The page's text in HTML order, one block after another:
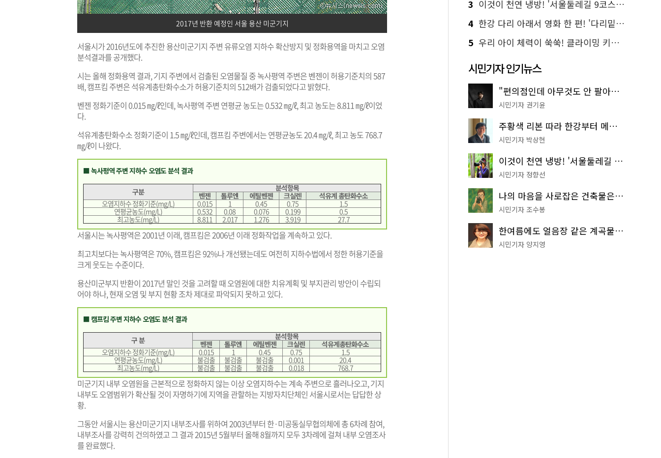
2017년 반환 예정인 서울 용산 미군기지
서울시가 2016년도에 추진한 용산미군기지 주변 유류오염 지하수 확산방지 및 정화용역을 마치고 오염
분석결과를 공개했다.
시는 올해 정화용역 결과, 기지 주변에서 검출된 오염물질 중 녹사평역 주변은 벤젠이 허용기준치의 587
배, 캠프킴 주변은 석유계총탄화수소가 허용기준치의 512배가 검출되었다고 밝혔다.
벤젠 정화기준이 0.015 ㎎/ℓ인데, 녹사평역 주변 연평균 농도는 0.532 ㎎/ℓ, 최고 농도는 8.811 ㎎/ℓ이었
다.
석유계총탄화수소 정화기준이 1.5 ㎎/ℓ인데, 캠프킴 주변에서는 연평균농도 20.4 ㎎/ℓ, 최고 농도 768.7
㎎/ℓ이 나왔다.
■ 녹사평역 주변 지하수 오염도 분석 결과
구분
분석항목
벤젠
톨루엔 에틸벤젠 크실렌
석유계 총탄화수소
오염지하수 정화기준(mg/L)
0.015 1 0.45 0.75
1.5
연평균농도(mg/L)
0.532 0.08 0.076 0.199
0.5
최고농도(mg/L)
8.811 2.017 1.276 3.919 27.7
서울시는 녹사평역은 2001년 이래, 캠프킴은 2006년 이래 정화작업을 계속하고 있다.
최고치보다는 녹사평역은 70%, 캠프킴은 92%나 개선됐는데도 여전히 지하수법에서 정한 허용기준을
크게 웃도는 수준이다.
용산미군부지 반환이 2017년 말인 것을 고려할 때 오염원에 대한 치유계획 및 부지관리 방안이 수립되
어야 하나, 현재 오염 및 부지 현황 조차 제대로 파악되지 못하고 있다.
■ 캠프킴 주변 지하수 오염도 분석 결과
구 분
분석항목
벤젠
톨루엔 에틸벤젠 크실렌
석유계총탄화수소
오염지하수 정화기준(mg/L)
0.015 1 0.45 0.75
1.5
연평균농도(mg/L)
불검출 불검출 불검출 0.001
20.4
최고농도(mg/L)
불검출 불검출 불검출 0.018 768.7
미군기지 내부 오염원을 근본적으로 정화하지 않는 이상 오염지하수는 계속 주변으로 흘러나오고, 기지
내부도 오염범위가 확산될 것이 자명하기에 지역을 관할하는 지방자치단체인 서울시로서는 답답한 상
황.
그동안 서울시는 용산미군기지 내부조사를 위하여 2003년부터 한·미공동실무협의체에 총 6차례 참여,
내부조사를 강력히 건의하였고 그 결과 2015년 5월부터 올해 8월까지 모두 3차례에 걸쳐 내부 오염조사
를 완료했다.
3 이것이 천연 냉방! '서울둘레길 9코스'로 숲속 피서 떠나볼까
4 한강 다리 아래서 영화 한 편! '다리밑 영화관' 무료 상영
5 우리 아이 체력이 쑥쑥! 클라이밍 키즈카페·어린이 체력장
시민기자 인기뉴스
"편의점인데 아무것도 안 팔아요" 서울에서 가장 특별한 편의점의 정체
시민기자 권기윤
주황색 리본 따라 한강부터 메타세쿼이아 숲길까지…서울둘레길 15코스
시민기자 박상현
이것이 천연 냉방! '서울둘레길 9코스'로 숲속 피서 떠나볼까
시민기자 정향선
나의 마음을 사로잡은 건축물은? '서울시 건축상' 수상작 공개!
시민기자 조수봉
한여름에도 얼음장 같은 계곡물! 서울 '진관사 계곡'이 천국이네~
시민기자 양지영